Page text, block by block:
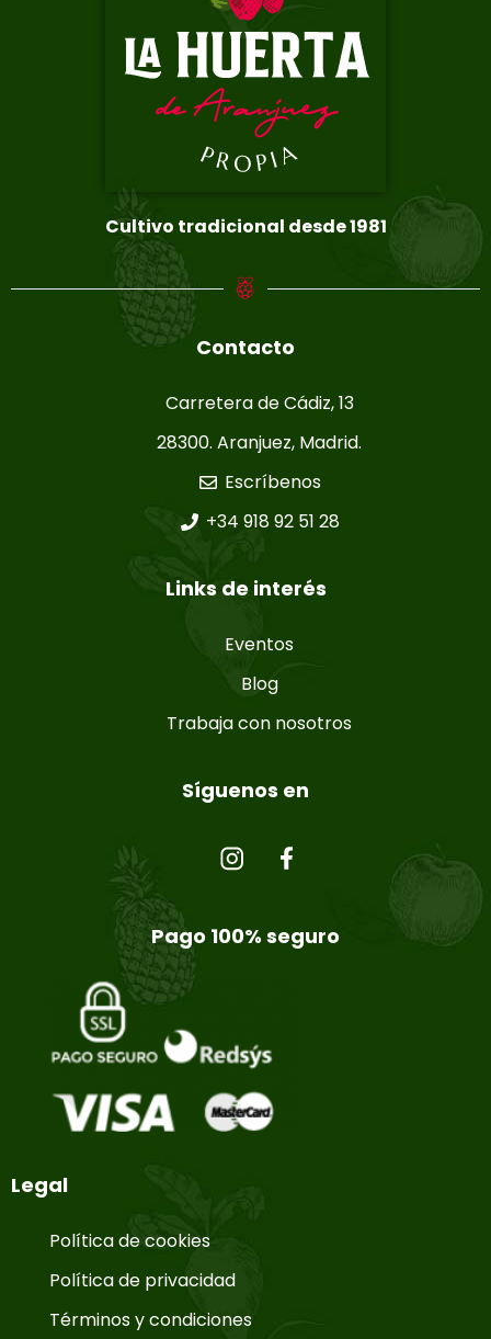
Cultivo tradicional desde 1981
Contacto
Carretera de Cádiz, 13
28300. Aranjuez, Madrid.
Escríbenos
+34 918 92 51 28
Links de interés
Eventos
Blog
Trabaja con nosotros
Síguenos en
Pago 100% seguro
Legal
Política de cookies
Política de privacidad
Términos y condiciones